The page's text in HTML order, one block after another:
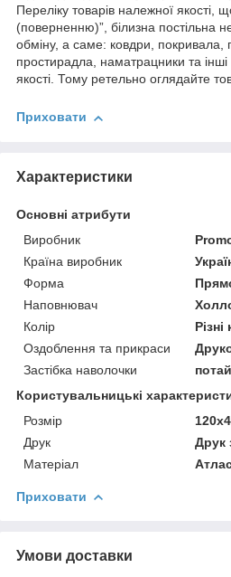
Переліку товарів належної якості,
(поверненню)”, білизна постільна
обміну, а саме: ковдри, покривала,
простирадла, наматрацники та інші
якості. Тому ретельно оглядайте
Приховати
Характеристики
Основні атрибути
Виробник
Країна виробник
Форма
Наповнювач
Колір
Оздоблення та прикраси
Застібка наволочки
Користувальницькі
Розмір
Друк
Друк
Матеріал
Приховати
Умови доставки